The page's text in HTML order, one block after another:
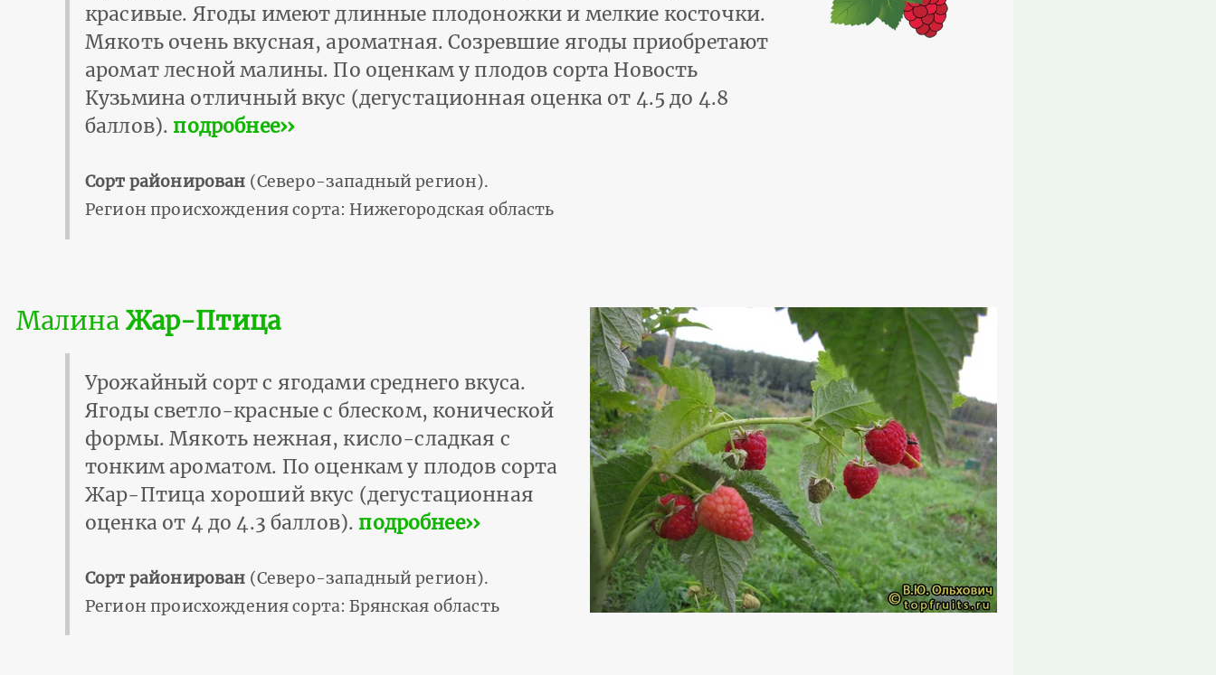
красивые. Ягоды имеют длинные плодоножки и мелкие косточки.
Мякоть очень вкусная, ароматная. Созревшие ягоды приобретают
аромат лесной малины. По оценкам у плодов сорта Новость
Кузьмина отличный вкус (дегустационная оценка от 4.5 до 4.8
баллов). подробнее››
Сорт районирован (Северо-западный регион).
Регион происхождения сорта: Нижегородская область
Малина Жар-Птица
Урожайный сорт с ягодами среднего вкуса.
Ягоды светло-красные с блеском, конической
формы. Мякоть нежная, кисло-сладкая с
тонким ароматом. По оценкам у плодов сорта
Жар-Птица хороший вкус (дегустационная
оценка от 4 до 4.3 баллов). подробнее››
Сорт районирован (Северо-западный регион).
Регион происхождения сорта: Брянская область